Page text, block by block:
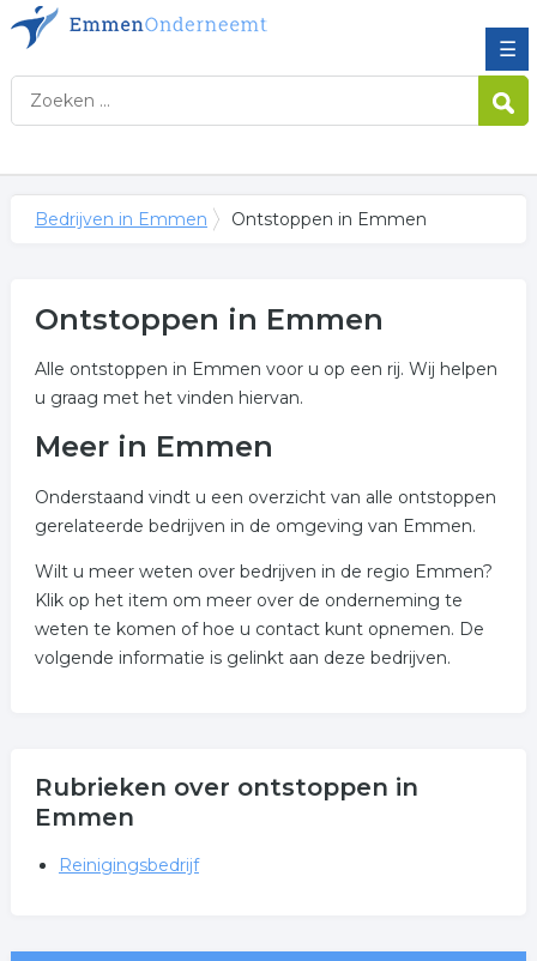
☰
Bedrijven in Emmen Ontstoppen in Emmen
Ontstoppen in Emmen
Alle ontstoppen in Emmen voor u op een rij. Wij helpen
u graag met het vinden hiervan.
Meer in Emmen
Onderstaand vindt u een overzicht van alle ontstoppen
gerelateerde bedrijven in de omgeving van Emmen.
Wilt u meer weten over bedrijven in de regio Emmen?
Klik op het item om meer over de onderneming te
weten te komen of hoe u contact kunt opnemen. De
volgende informatie is gelinkt aan deze bedrijven.
Rubrieken over ontstoppen in
Emmen
Reinigingsbedrijf